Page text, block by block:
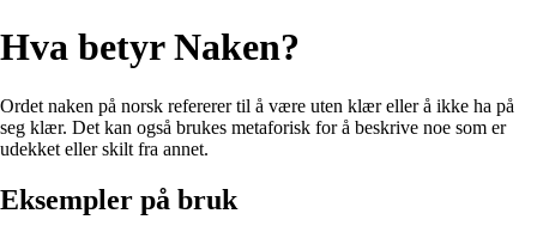
Hva betyr Naken?
Ordet naken på norsk refererer til å være uten klær eller å ikke ha på
seg klær. Det kan også brukes metaforisk for å beskrive noe som er
udekket eller skilt fra annet.
Eksempler på bruk